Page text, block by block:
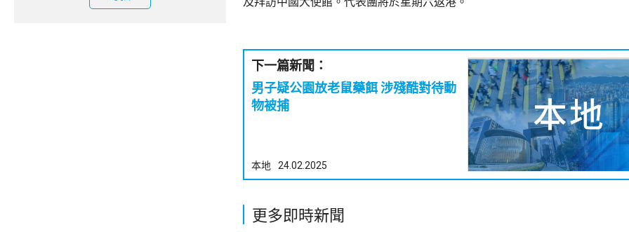
下一篇新聞：
男子疑公園放老鼠藥餌 涉殘酷對待動
物被捕
本地 24.02.2025
更多即時新聞